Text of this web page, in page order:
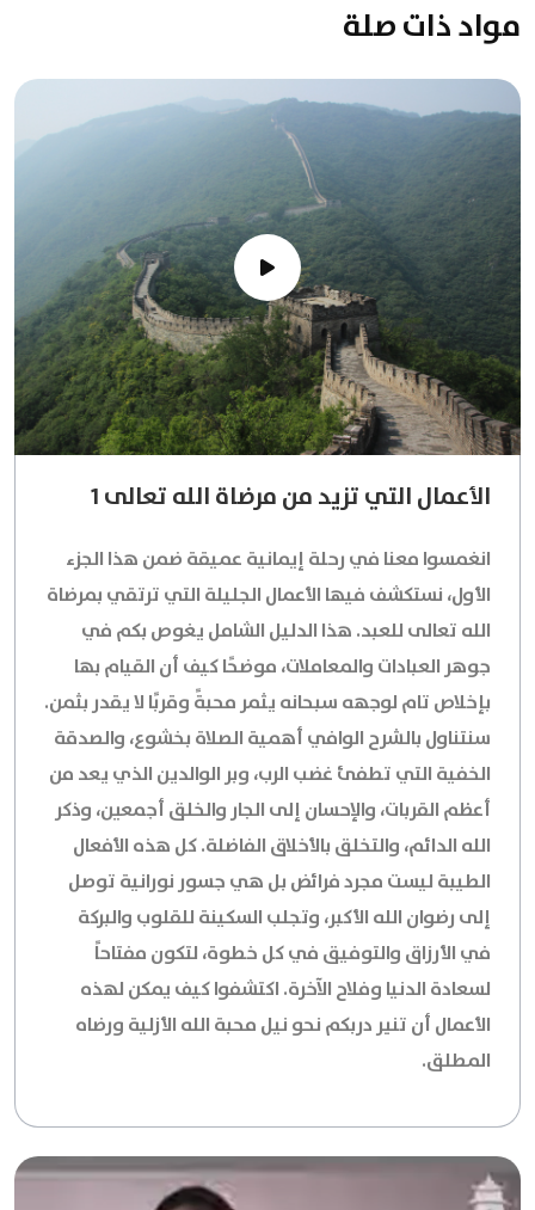
مواد ذات صلة
الأعمال التي تزيد من مرضاة الله تعالى 1
انغمسوا معنا في رحلة إيمانية عميقة ضمن هذا الجزء
الأول، نستكشف فيها الأعمال الجليلة التي ترتقي بمرضاة
الله تعالى للعبد. هذا الدليل الشامل يغوص بكم في
جوهر العبادات والمعاملات، موضحًا كيف أن القيام بها
بإخلاص تام لوجهه سبحانه يثمر محبةً وقربًا لا يقدر بثمن.
سنتناول بالشرح الوافي أهمية الصلاة بخشوع، والصدقة
الخفية التي تطفئ غضب الرب، وبر الوالدين الذي يعد من
أعظم القربات، والإحسان إلى الجار والخلق أجمعين، وذكر
الله الدائم، والتخلق بالأخلاق الفاضلة. كل هذه الأفعال
الطيبة ليست مجرد فرائض بل هي جسور نورانية توصل
إلى رضوان الله الأكبر، وتجلب السكينة للقلوب والبركة
في الأرزاق والتوفيق في كل خطوة، لتكون مفتاحاً
لسعادة الدنيا وفلاح الآخرة. اكتشفوا كيف يمكن لهذه
الأعمال أن تنير دربكم نحو نيل محبة الله الأزلية ورضاه
المطلق.